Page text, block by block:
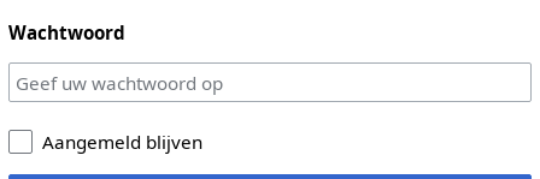
Wachtwoord
Aangemeld blijven